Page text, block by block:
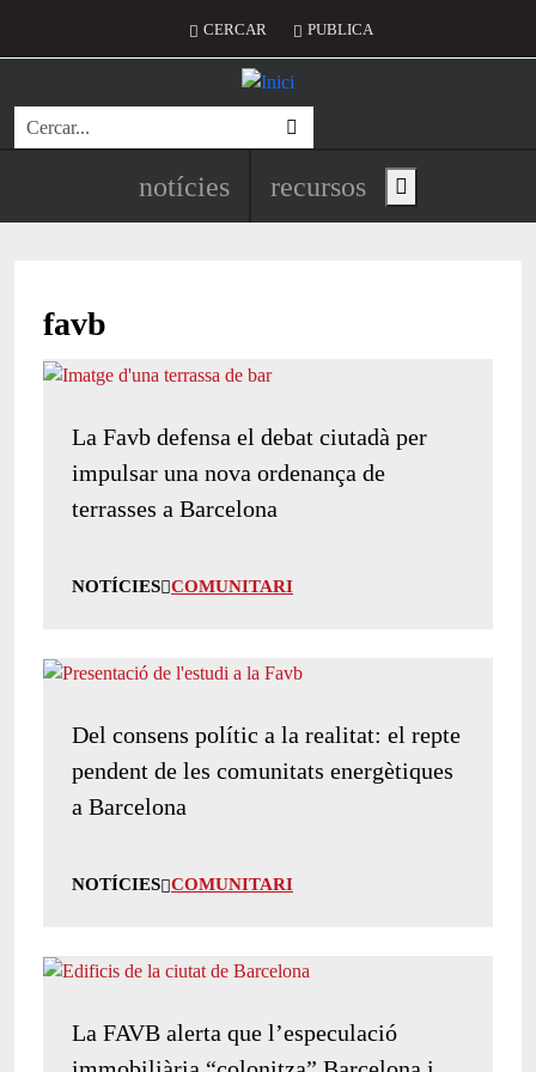
Menú del compte d'usuari
CERCAR PUBLICA
Cerca
Navegació principal de
notícies recursos Show main menu
favb
La Favb defensa el debat ciutadà per
impulsar una nova ordenança de
terrasses a Barcelona
NOTÍCIES COMUNITARI
Del consens polític a la realitat: el repte
pendent de les comunitats energètiques
a Barcelona
NOTÍCIES COMUNITARI
La FAVB alerta que l’especulació